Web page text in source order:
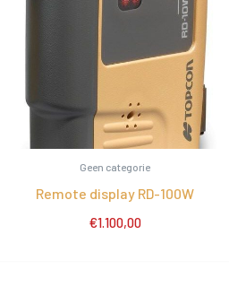
Geen categorie
Remote display RD-100W
€1.100,00